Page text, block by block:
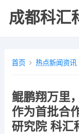
成都科汇
首页 热点新闻资讯
鲲鹏翔万里
作为首批合
研究院 科汇